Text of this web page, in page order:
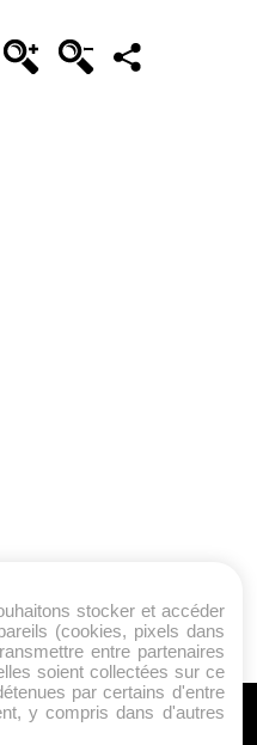
stocker et accéder
(cookies, pixels dans
entre partenaires
soient collectées sur ce
par certains d'entre
y compris dans d'autres